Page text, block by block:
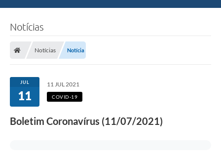
Serviços Online
Carta de Serviços
Notícias
Notícias Notícia
JUL
11
11 JUL 2021
COVID-19
Boletim Coronavírus (11/07/2021)